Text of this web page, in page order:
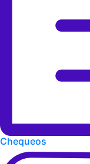
Chequeos